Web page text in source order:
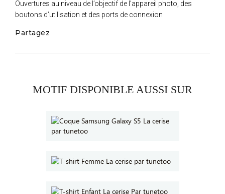
Ouvertures au niveau de l’objectif de l’appareil photo, des
boutons d’utilisation et des ports de connexion
Partagez
MOTIF DISPONIBLE AUSSI SUR